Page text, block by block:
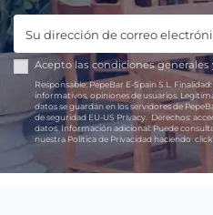
Acepto las condiciones generales
Responsable:PepeBar E-Spain S.L. Finalidad:
informativos, opiniones de usuarios.
datos se guardan en los servidores de
de seguridad EU-US Privacy. Derechos:
datos.Información adicional:Puede
nuestra Política de Privacidad haciendoclick